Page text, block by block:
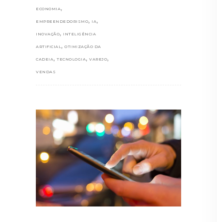
ECONOMIA ,
EMPREENDEDORISMO, IA ,
INOVAÇÃO, INTELIGÊNCIA
ARTIFICIAL , OTIMIZAÇÃO DA
CADEIA , TECNOLOGIA , VAREJO,
VENDAS